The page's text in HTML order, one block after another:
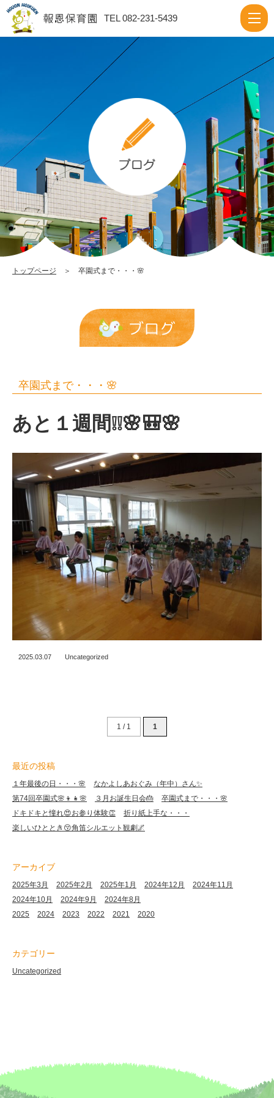
卒
園
式
報
恩
保
育
園
TEL 082-231-5439
トップページ ＞ 卒園式まで・・・🌸
ブログ
卒園式まで・・・🌸
あと１週間❕❕🌸🎒🌸
2025.03.07 Uncategorized
1 / 1 1
最近の投稿
１年最後の日・・・🌸
なかよしあおぐみ（年中）さん✨
第74回卒園式🌸👦👧🌸
３月お誕生日会🎂
卒園式まで・・・🌸
ドキドキと憧れ😍お参り体験👏
折り紙上手な・・・
楽しいひととき😚角笛シルエット観劇🌌
アーカイブ
2025年3月 2025年2月 2025年1月 2024年12月
2024年11月
2024年10月
2024年9月
2024年8月
2025
2024 2023 2022 2021 2020
カテゴリー
Uncategorized